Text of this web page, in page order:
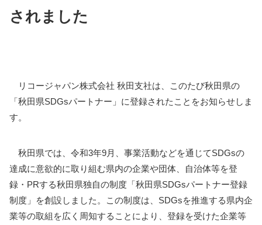
されました
リコージャパン株式会社 秋田支社は、このたび秋田県の
「秋田県SDGsパートナー」に登録されたことをお知らせしま
す。
秋田県では、令和3年9月、事業活動などを通じてSDGsの
達成に意欲的に取り組む県内の企業や団体、自治体等を登
録・PRする秋田県独自の制度「秋田県SDGsパートナー登録
制度」を創設しました。この制度は、SDGsを推進する県内企
業等の取組を広く周知することにより、登録を受けた企業等